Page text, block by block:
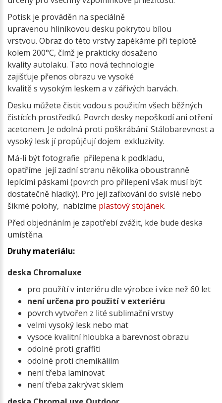
Potisk je prováděn na speciálně
upravenou hliníkovou desku pokrytou bílou
vrstvou. Obraz do této vrstvy zapékáme při teplotě
kolem 200°C, čímž je prakticky dosaženo
kvality autolaku. Tato nová technologie
zajišťuje přenos obrazu ve vysoké
kvalitě s vysokým leskem a v zářivých barvách.
Desku můžete čistit vodou s použitím všech běžných
čistících prostředků. Povrch desky nepoškodí ani otření
acetonem. Je odolná proti poškrábání. Stálobarevnost a
vysoký lesk jí propůjčují dojem exkluzivity.
Má-li být fotografie přilepena k podkladu,
opatříme její zadní stranu několika oboustranně
lepícími páskami (povrch pro přilepení však musí být
dostatečně hladký). Pro její zafixování do svislé nebo
šikmé polohy, nabízíme plastový stojánek.
Před objednáním je zapotřebí zvážit, kde bude deska
umístěna.
Druhy materiálu:
deska Chromaluxe
pro použítí v interiéru dle výrobce i více než 60 let
není určena pro použití v exteriéru
povrch vytvořen z lité sublimační vrstvy
velmi vysoký lesk nebo mat
vysoce kvalitní hloubka a barevnost obrazu
odolné proti graffiti
odolné proti chemikáliím
není třeba laminovat
není třeba zakrývat sklem